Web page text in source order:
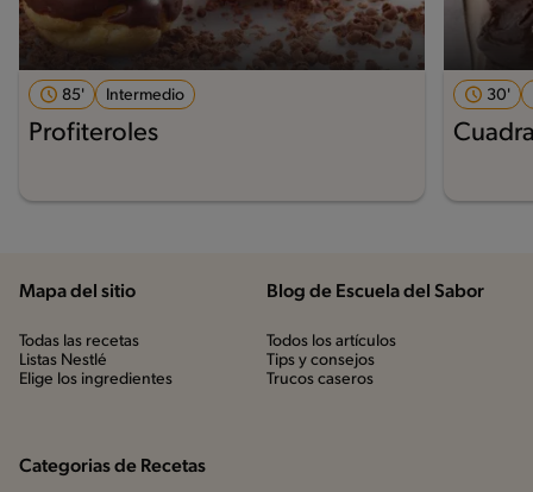
85' Intermedio
Profiteroles
30'
Mapa del sitio
Todas las recetas
Listas Nestlé
Elige los ingredientes
Blog de Escuela del Sabor
Todos los artículos
Tips y consejos
Trucos caseros
Categorias de Recetas